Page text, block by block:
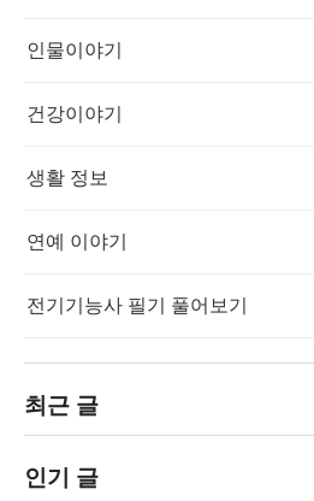
인물이야기
건강이야기
생활 정보
연예 이야기
전기기능사 필기 풀어보기
최근 글
인기 글